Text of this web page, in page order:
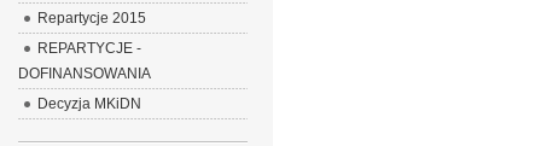
Repartycje 2015
REPARTYCJE -
DOFINANSOWANIA
Decyzja MKiDN